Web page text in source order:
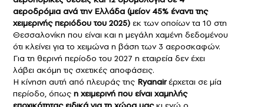
αεροδρόμια ανά την Ελλάδα (μείον 45% έναντι της
χειμερινής περιόδου του 2025) εκ των οποίων τα 10 στη
Θεσσαλονίκη που είναι και η μεγάλη χαμένη δεδομένου
ότι κλείνει για το χειμώνα η βάση των 3 αεροσκαφών.
Για τη θερινή περίοδο του 2027 η εταιρεία δεν έχει
λάβει ακόμη τις σχετικές αποφάσεις.
Η κίνηση αυτή από πλευράς της Ryanair έρχεται σε μία
περίοδο, όπως η χειμερινή που είναι χαμηλής